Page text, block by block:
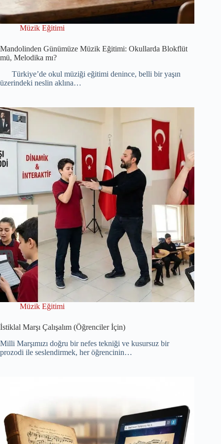
Müzik Eğitimi
Mandolinden Günümüze Müzik Eğitimi: Okullarda Blokflüt
mü, Melodika mı?
Türkiye’de okul müziği eğitimi denince, belli bir yaşın
üzerindeki neslin aklına…
Müzik Eğitimi
İstiklal Marşı Çalışalım (Öğrenciler İçin)
Milli Marşımızı doğru bir nefes tekniği ve kusursuz bir
prozodi ile seslendirmek, her öğrencinin…